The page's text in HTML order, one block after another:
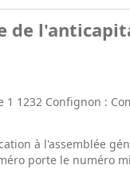
de
1 1232 Confignon :
à l'assemblée
porte le numéro